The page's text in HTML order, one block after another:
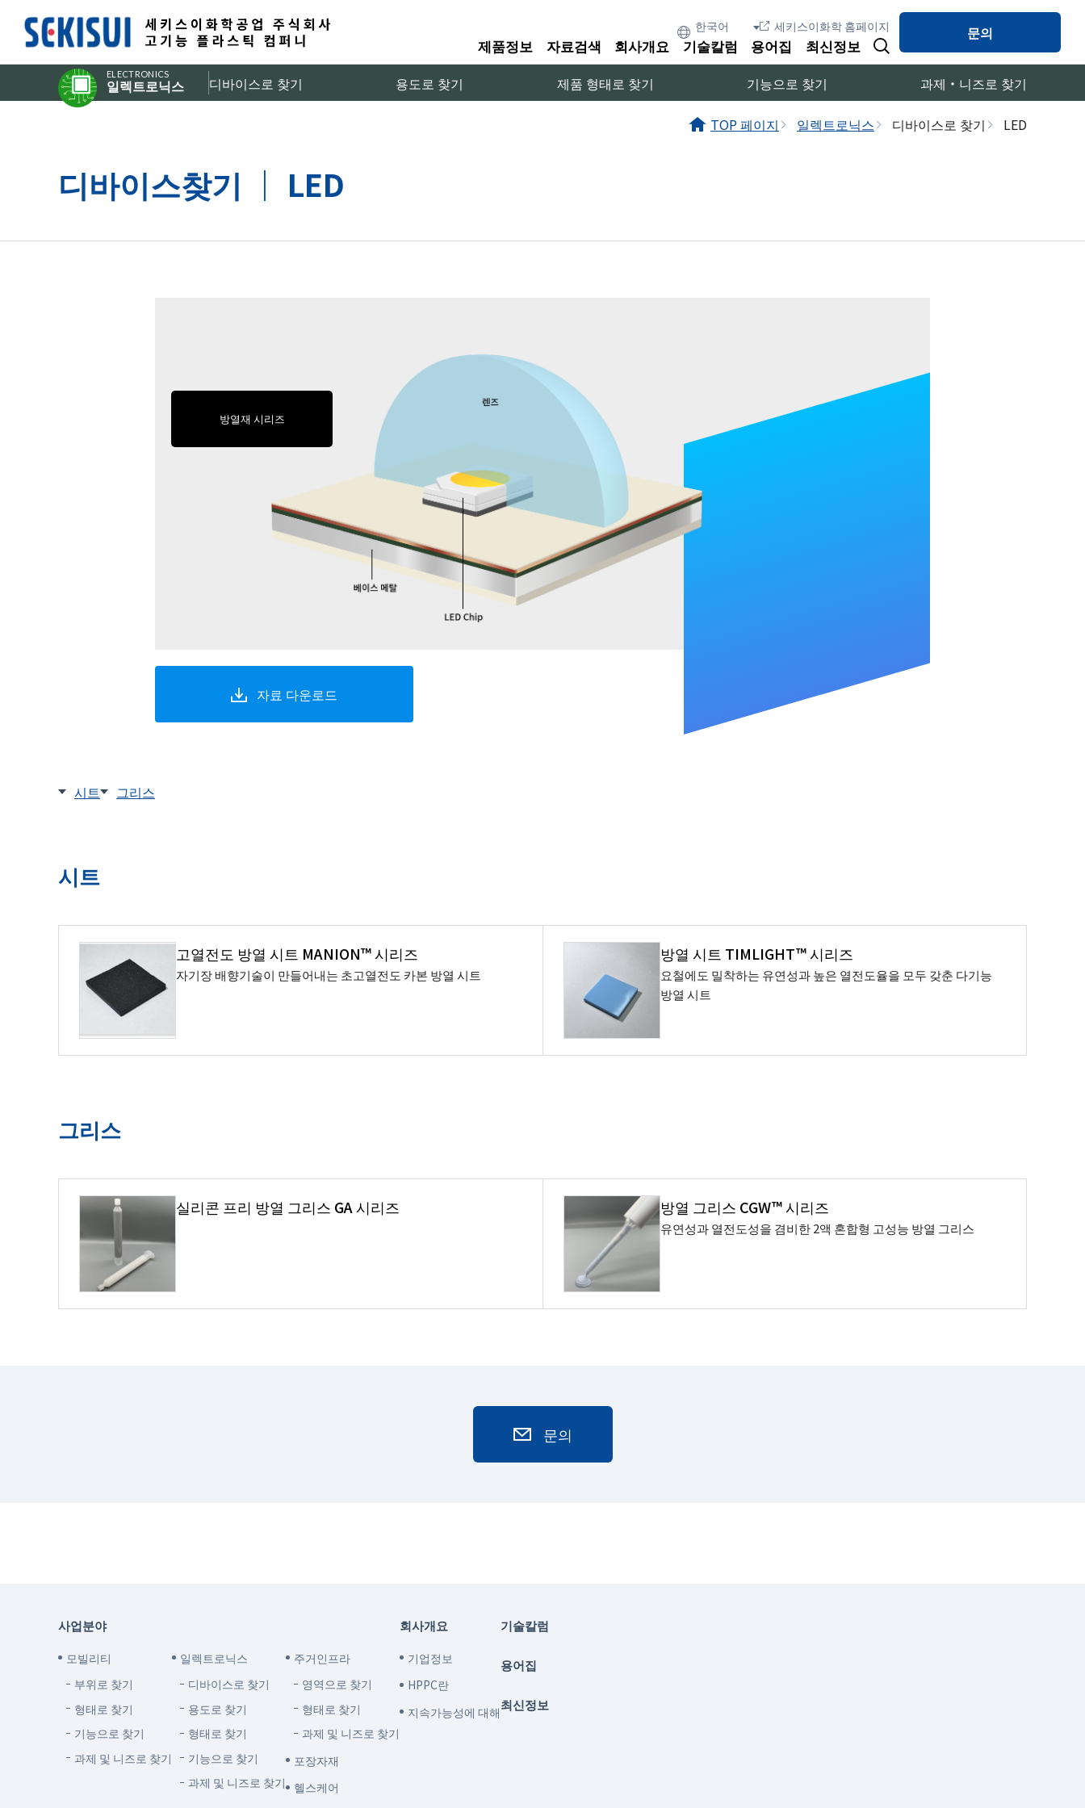
세키스이화학 홈페이지
제품정보 자료검색 회사개요 기술칼럼 용어집 최신정보
문의
ELECTRONICS
일렉트로닉스 디바이스로 찾기 용도로 찾기 제품 형태로 찾기 기능으로 찾기 과제・니즈로 찾기
TOP 페이지 일렉트로닉스 디바이스로 찾기 LED
디바이스찾기 ｜ LED
방열재 시리즈
자료 다운로드
시트 그리스
시트
고열전도 방열 시트 MANION™ 시리즈
자기장 배향기술이 만들어내는 초고열전도 카본 방열 시트
방열 시트 TIMLIGHT™ 시리즈
요철에도 밀착하는 유연성과 높은 열전도율을 모두 갖춘 다기능
방열 시트
그리스
실리콘 프리 방열 그리스 GA 시리즈 방열 그리스 CGW™ 시리즈
유연성과 열전도성을 겸비한 2액 혼합형 고성능 방열 그리스
문의
사업분야
모빌리티
부위로 찾기
형태로 찾기
기능으로 찾기
과제 및 니즈로 찾기
일렉트로닉스
디바이스로 찾기
용도로 찾기
형태로 찾기
기능으로 찾기
과제 및 니즈로 찾기
주거인프라
영역으로 찾기
형태로 찾기
과제 및 니즈로 찾기
포장자재
헬스케어
회사개요
기업정보
HPPC란
지속가능성에 대해
기술칼럼
용어집
최신정보